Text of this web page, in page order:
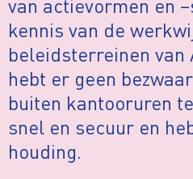
van actievormen en
kennis van de
beleidsterreinen van
hebt er geen
buiten kantooruren
snel en secuur en
houding.